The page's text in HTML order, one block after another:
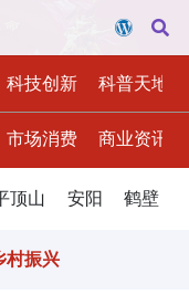
科技创新 科普天地
市场消费 商业资讯
顶山 安阳 鹤壁
村振兴